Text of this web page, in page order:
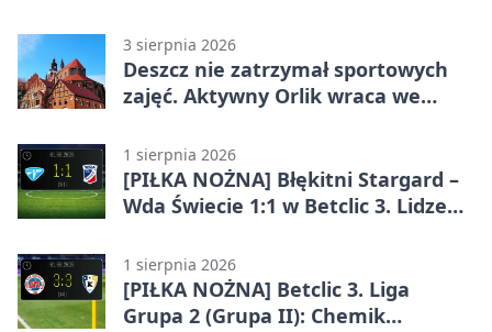
3 sierpnia 2026
Deszcz nie zatrzymał sportowych
zajęć. Aktywny Orlik wraca we
1 sierpnia 2026
[PIŁKA NOŻNA] Błękitni Stargard –
Wda Świecie 1:1 w Betclic 3. Lidze
1 sierpnia 2026
[PIŁKA NOŻNA] Betclic 3. Liga
Grupa 2 (Grupa II): Chemik